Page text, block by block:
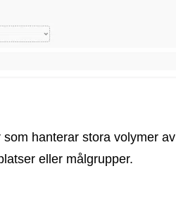
hanterar stora volymer av
eller målgrupper.